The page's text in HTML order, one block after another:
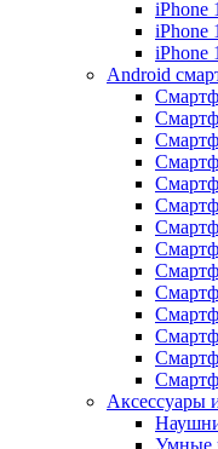
iPhone
iPhone
iPhone
Android
Аксессуары
Умные